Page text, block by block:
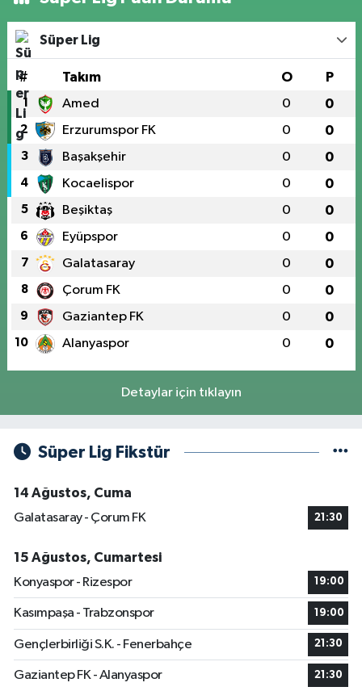
Süper Lig
# Takım O P
1 Amed 0 0
2 Erzurumspor FK 0 0
3 Başakşehir 0 0
4 Kocaelispor 0 0
5 Beşiktaş 0 0
6 Eyüpspor 0 0
7 Galatasaray 0 0
8 Çorum FK 0 0
9 Gaziantep FK 0 0
10 Alanyaspor 0 0
Detaylar için tıklayın
Süper Lig Fikstür
14 Ağustos, Cuma
Galatasaray - Çorum FK
21:30
15 Ağustos, Cumartesi
Konyaspor - Rizespor
19:00
Kasımpaşa - Trabzonspor 19:00
Gençlerbirliği S.K. - Fenerbahçe 21:30
Gaziantep FK - Alanyaspor 21:30